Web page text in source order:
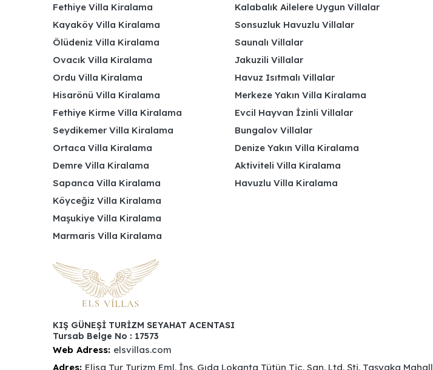
Fethiye Villa Kiralama
Kayaköy Villa Kiralama
Ölüdeniz Villa Kiralama
Ovacık Villa Kiralama
Ordu Villa Kiralama
Hisarönü Villa Kiralama
Fethiye Kirme Villa Kiralama
Seydikemer Villa Kiralama
Ortaca Villa Kiralama
Demre Villa Kiralama
Sapanca Villa Kiralama
Köyceğiz Villa Kiralama
Maşukiye Villa Kiralama
Marmaris Villa Kiralama
Kalabalık Ailelere Uygun Villalar
Sonsuzluk Havuzlu Villalar
Saunalı Villalar
Jakuzili Villalar
Havuz Isıtmalı Villalar
Merkeze Yakın Villa Kiralama
Evcil Hayvan İzinli Villalar
Bungalov Villalar
Denize Yakın Villa Kiralama
Aktiviteli Villa Kiralama
Havuzlu Villa Kiralama
KIŞ GÜNEŞİ TURİZM SEYAHAT ACENTASI
Tursab Belge No : 17573
Web Adress: elsvillas.com
Adres: Elisa Tur Turizm Eml. İnş. Gıda Lokanta Tütün Tic. San. Ltd. Şti. Taşyaka